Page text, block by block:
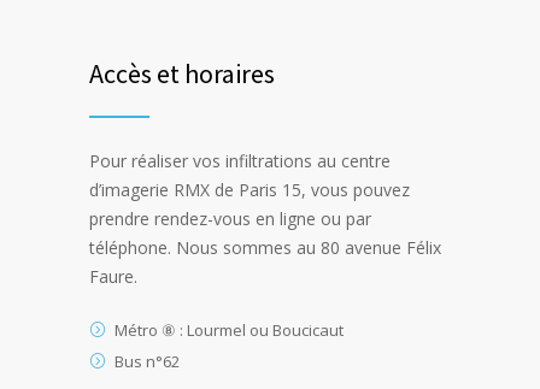
Accès et horaires
Pour réaliser vos infiltrations au centre
d’imagerie RMX de Paris 15, vous pouvez
prendre rendez-vous en ligne ou par
téléphone. Nous sommes au 80 avenue Félix
Faure.
Métro ⑧ : Lourmel ou Boucicaut
Bus n°62